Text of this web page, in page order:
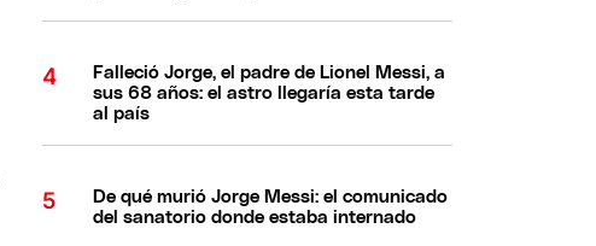
Falleció Jorge, el padre de Lionel Messi, a
sus 68 años: el astro llegaría esta tarde
al país
De qué murió Jorge Messi: el comunicado
del sanatorio donde estaba internado